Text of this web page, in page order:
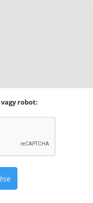
robot: